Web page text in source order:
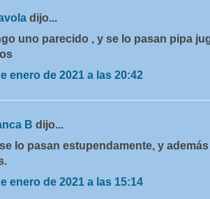
dijo...
uno parecido , y se lo pasan pipa
enero de 2021 a las 20:42
B dijo...
lo pasan estupendamente, y
enero de 2021 a las 15:14